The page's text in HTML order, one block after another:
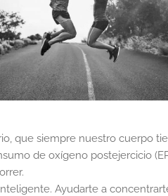
que siempre nuestro cuerpo
de oxígeno postejercicio
Ayudarte a